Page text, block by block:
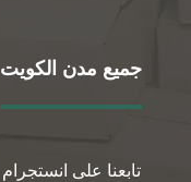
جميع مدن الكويت
تابعنا على انستجرام